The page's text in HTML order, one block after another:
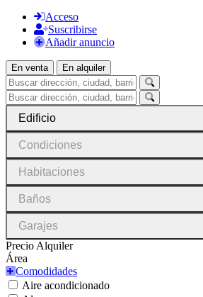
Acceso
Suscribirse
Añadir anuncio
En venta En alquiler
Edificio
Condiciones
Habitaciones
Baños
Garajes
Precio Alquiler
Área
Comodidades
Aire acondicionado